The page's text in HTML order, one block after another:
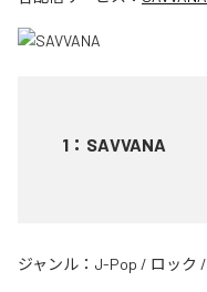
1 ： SAVVANA
ジャンル： J-Pop / ロック /